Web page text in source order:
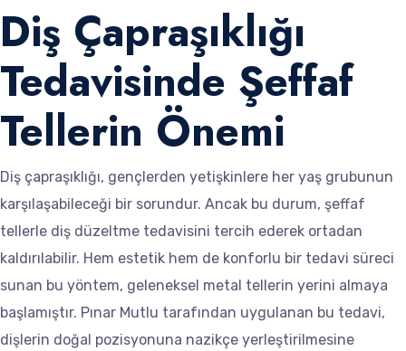
Diş Çapraşıklığı
Tedavisinde Şeffaf
Tellerin Önemi
Diş çapraşıklığı, gençlerden yetişkinlere her yaş grubunun
karşılaşabileceği bir sorundur. Ancak bu durum, şeffaf
tellerle diş düzeltme tedavisini tercih ederek ortadan
kaldırılabilir. Hem estetik hem de konforlu bir tedavi süreci
sunan bu yöntem, geleneksel metal tellerin yerini almaya
başlamıştır. Pınar Mutlu tarafından uygulanan bu tedavi,
dişlerin doğal pozisyonuna nazikçe yerleştirilmesine